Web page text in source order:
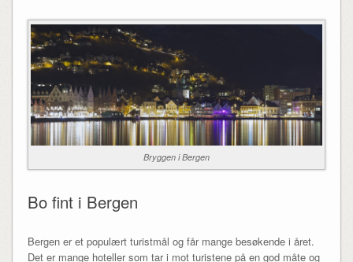
Bryggen i Bergen
Bo fint i Bergen
Bergen er et populært turistmål og får mange besøkende i året.
Det er mange hoteller som tar i mot turistene på en god måte og